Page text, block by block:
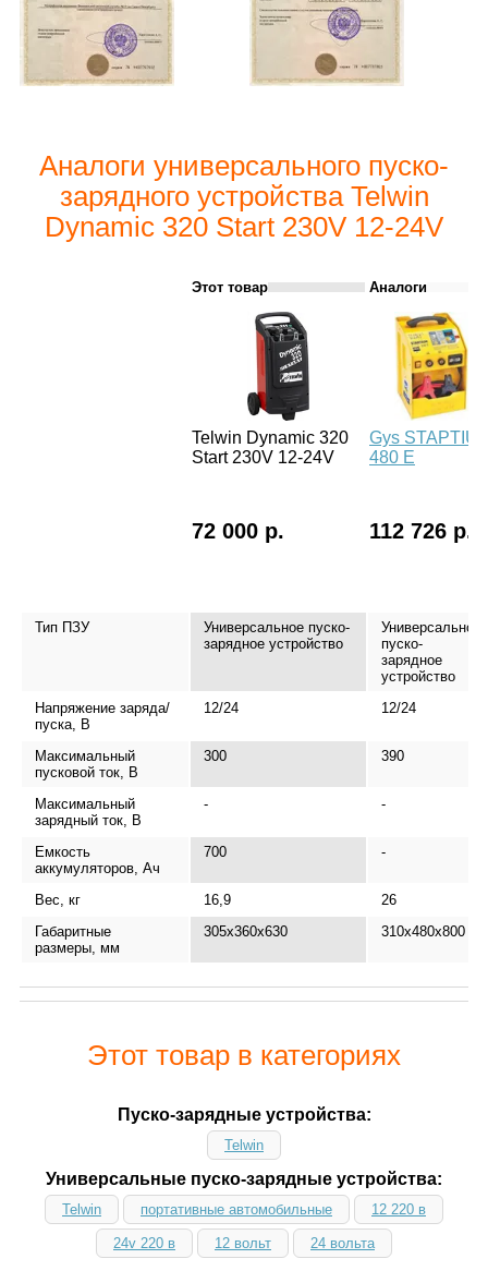
Аналоги универсального пуско-
зарядного устройства Telwin
Dynamic 320 Start 230V 12-24V
Этот товар Аналоги
Telwin Dynamic 320
Start 230V 12-24V
Gys
480 E
72 000 р. 112 726 р.
Тип ПЗУ
Универсальное пуско-
зарядное устройство
Универсальное
пуско-
зарядное
устройство
Напряжение заряда/
пуска, В
12/24 12/24
Максимальный
пусковой ток, В
300 390
Максимальный
зарядный ток, В
- -
Емкость
аккумуляторов, Ач
700 -
Вес, кг 16,9
26
Габаритные
размеры, мм
305x360x630 310х480х800
Этот товар в категориях
Пуско-зарядные устройства:
Telwin
Универсальные пуско-зарядные устройства:
Telwin портативные автомобильные 12 220 в
24v 220 в 12 вольт 24 вольта